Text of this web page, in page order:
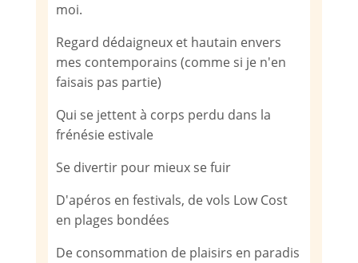
moi.
Regard dédaigneux et hautain envers
mes contemporains (comme si je n'en
faisais pas partie)
Qui se jettent à corps perdu dans la
frénésie estivale
Se divertir pour mieux se fuir
D'apéros en festivals, de vols Low Cost
en plages bondées
De consommation de plaisirs en paradis